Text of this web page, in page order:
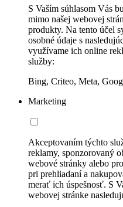
S Vaším súhlasom Vás
mimo našej webovej
produkty. Na tento účel
osobné údaje s
využívame ich online
služby:
Bing, Criteo, Meta,
Marketing
Akceptovaním týchto
reklamy, sponzorovaný
webové stránky alebo
pri prehliadaní a
merať ich úspešnosť. S
webovej stránke